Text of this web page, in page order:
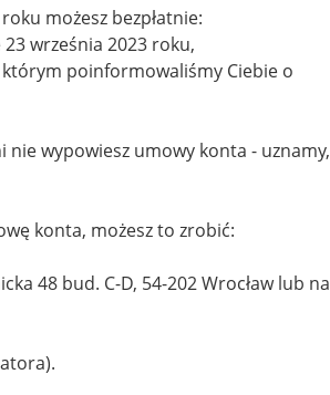
możesz bezpłatnie:
września 2023 roku,
poinformowaliśmy Ciebie o
nie wypowiesz umowy konta - uznamy,
konta, możesz to zrobić:
48 bud. C-D, 54-202 Wrocław lub na